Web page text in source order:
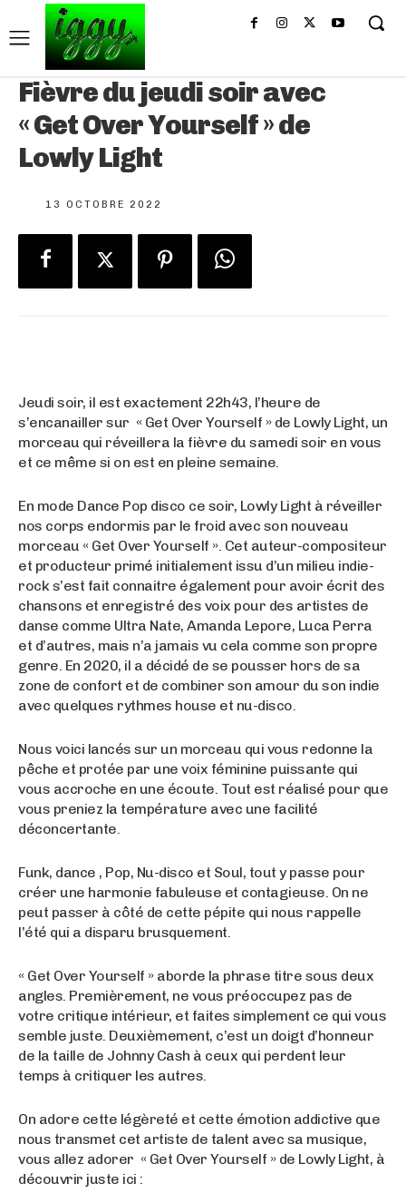
Fièvre du jeudi soir avec
« Get Over Yourself » de
Lowly Light
13 OCTOBRE 2022
Jeudi soir, il est exactement 22h43, l’heure de
s’encanailler sur « Get Over Yourself » de Lowly Light, un
morceau qui réveillera la fièvre du samedi soir en vous
et ce même si on est en pleine semaine.
En mode Dance Pop disco ce soir, Lowly Light à réveiller
nos corps endormis par le froid avec son nouveau
morceau « Get Over Yourself ». Cet auteur-compositeur
et producteur primé initialement issu d’un milieu indie-
rock s’est fait connaitre également pour avoir écrit des
chansons et enregistré des voix pour des artistes de
danse comme Ultra Nate, Amanda Lepore, Luca Perra
et d’autres, mais n’a jamais vu cela comme son propre
genre. En 2020, il a décidé de se pousser hors de sa
zone de confort et de combiner son amour du son indie
avec quelques rythmes house et nu-disco.
Nous voici lancés sur un morceau qui vous redonne la
pêche et protée par une voix féminine puissante qui
vous accroche en une écoute. Tout est réalisé pour que
vous preniez la température avec une facilité
déconcertante.
Funk, dance , Pop, Nu-disco et Soul, tout y passe pour
créer une harmonie fabuleuse et contagieuse. On ne
peut passer à côté de cette pépite qui nous rappelle
l’été qui a disparu brusquement.
« Get Over Yourself » aborde la phrase titre sous deux
angles. Premièrement, ne vous préoccupez pas de
votre critique intérieur, et faites simplement ce qui vous
semble juste. Deuxièmement, c’est un doigt d’honneur
de la taille de Johnny Cash à ceux qui perdent leur
temps à critiquer les autres.
On adore cette légèreté et cette émotion addictive que
nous transmet cet artiste de talent avec sa musique,
vous allez adorer « Get Over Yourself » de Lowly Light, à
découvrir juste ici :